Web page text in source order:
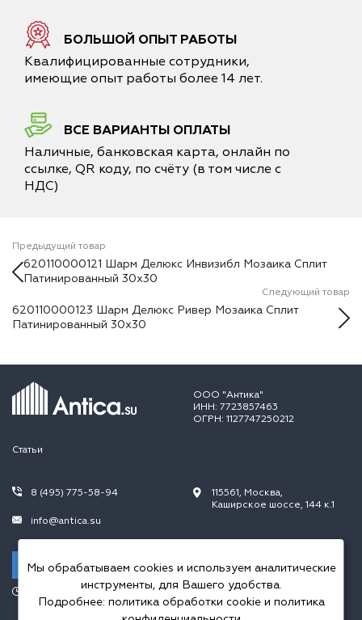
БОЛЬШОЙ ОПЫТ РАБОТЫ
Квалифицированные сотрудники,
имеющие опыт работы более 14 лет.
ВСЕ ВАРИАНТЫ ОПЛАТЫ
Наличные, банковская карта, онлайн по
ссылке, QR коду, по счёту (в том числе с
НДС)
Предыдущий товар
620110000121 Шарм Делюкс Инвизибл Мозаика Сплит
Патинированный 30х30
Следующий товар
620110000123 Шарм Делюкс Ривер Мозаика Сплит
Патинированный 30х30
ООО "Антика"
ИНН: 7723857463
ОГРН: 1127747250212
Статьи
8 (495) 775-58-94
info@antica.su
Заказать звонок
115561, Москва,
Каширское шоссе, 144 к.1
Пн.-Пт. 10.00-20.00,
Сб.-Вс. 10.00-18.00
Мы обрабатываем cookies и используем аналитические
инструменты, для Вашего удобства.
Подробнее: политика обработки cookieи политика